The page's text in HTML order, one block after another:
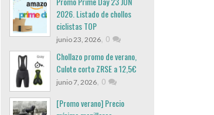
2026. Listado de chollos
ciclistas TOP
junio 23, 2026, 0
Chollazo promo de verano,
Culote corto ZRSE a 12,5€
junio 7, 2026, 0
[Promo verano] Precio